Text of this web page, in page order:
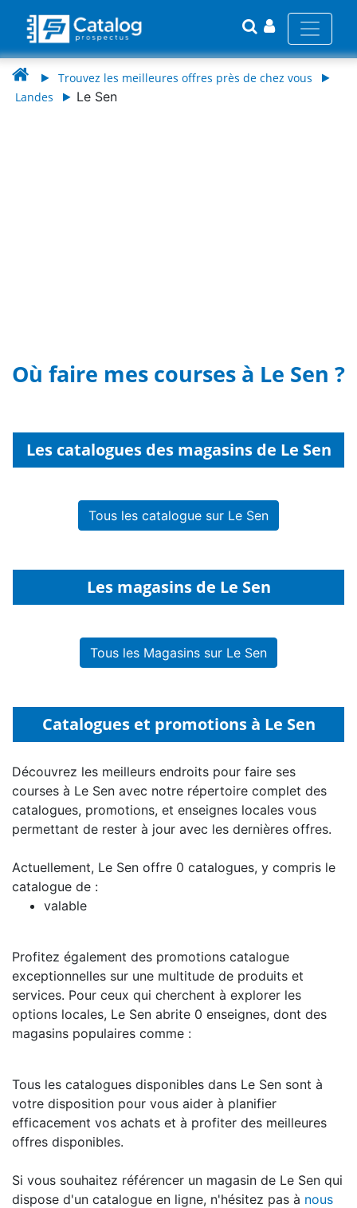
Trouvez les meilleures offres près de chez vous
Landes
Le Sen
Où faire mes courses à Le Sen ?
Les catalogues des magasins de Le Sen
Tous les catalogue sur Le Sen
Les magasins de Le Sen
Tous les Magasins sur Le Sen
Catalogues et promotions à Le Sen
Découvrez les meilleurs endroits pour faire ses
courses à Le Sen avec notre répertoire complet des
catalogues, promotions, et enseignes locales vous
permettant de rester à jour avec les dernières offres.
Actuellement, Le Sen offre 0 catalogues, y compris le
catalogue de :
valable
Profitez également des promotions catalogue
exceptionnelles sur une multitude de produits et
services. Pour ceux qui cherchent à explorer les
options locales, Le Sen abrite 0 enseignes, dont des
magasins populaires comme :
Tous les catalogues disponibles dans Le Sen sont à
votre disposition pour vous aider à planifier
efficacement vos achats et à profiter des meilleures
offres disponibles.
Si vous souhaitez référencer un magasin de Le Sen qui
dispose d'un catalogue en ligne, n'hésitez pas à nous